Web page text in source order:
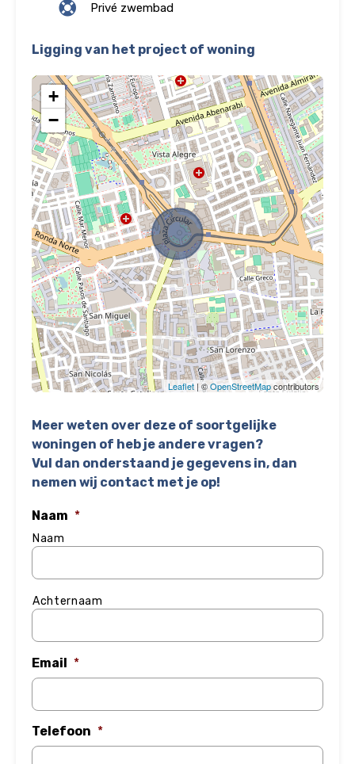
Privé zwembad
Ligging van het project of woning
+
−
Leaflet | ©OpenStreetMapcontributors
Meer weten over deze of soortgelijke
woningen of heb je andere vragen?
Vul dan onderstaand je gegevens in, dan
nemen wij contact met je op!
Naam *
Naam
Achternaam
Email *
Telefoon *